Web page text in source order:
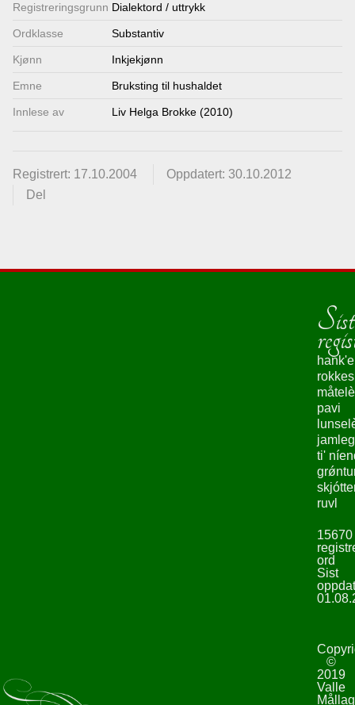
Registrerings­grunn Dialektord / uttrykk
Ordklasse Substantiv
Kjønn Inkjekjønn
Emne Bruksting til hushaldet
Innlese av Liv Helga Brokke (2010)
Registrert: 17.10.2004
Oppdatert: 30.10.2012
Del
hank'e
pavi
ti'
ruvl
15670
ord
Sist
©
2019
Valle
Mållag